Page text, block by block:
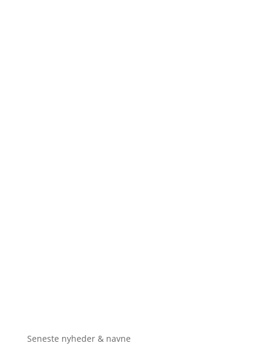
Seneste nyheder & navne